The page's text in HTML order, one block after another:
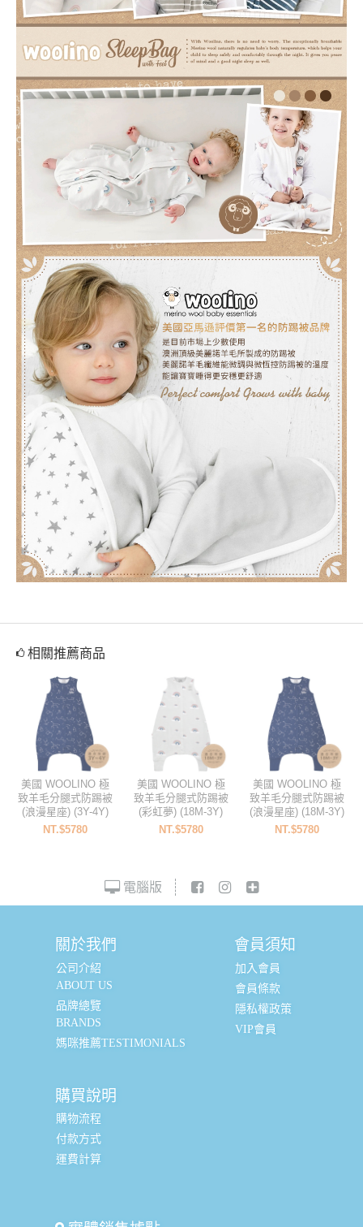
相關推薦商品
美國 WOOLINO 極
致羊毛分腿式防踢被
(浪漫星座) (3Y-4Y)
NT.$5780
美國 WOOLINO 極
致羊毛分腿式防踢被
(彩虹夢) (18M-3Y)
NT.$5780
美國 WOOLINO 極
致羊毛分腿式防踢被
(浪漫星座) (18M-3Y)
NT.$5780
電腦版
關於我們
公司介紹
ABOUT US
品牌總覽
BRANDS
媽咪推薦TESTIMONIALS
會員須知
加入會員
會員條款
隱私權政策
VIP會員
購買說明
購物流程
付款方式
運費計算